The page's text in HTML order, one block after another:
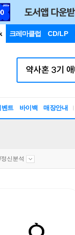
크레마클럽 CD/LP
벤트 바이백 매장안내
신분석